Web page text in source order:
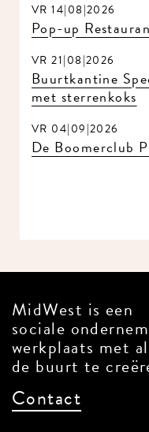
VR 14|08|2026
Pop-up
VR 21|08|2026
Buurtkantine
met sterrenkoks
VR 04|09|2026
De Boomerclub
MidWest is een
sociale
werkplaats met
de buurt te
Contact